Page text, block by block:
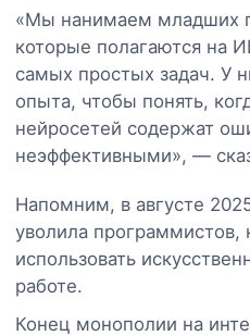
«Мы нанимаем младших
которые полагаются на
самых простых задач. У
опыта, чтобы понять,
нейросетей содержат
неэффективными», —
Напомним, в августе
уволила программистов,
использовать
работе.
Конец монополии на